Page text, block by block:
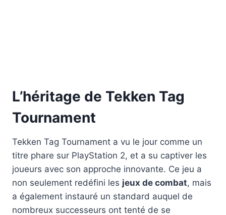
L’héritage de Tekken Tag
Tournament
Tekken Tag Tournament a vu le jour comme un
titre phare sur PlayStation 2, et a su captiver les
joueurs avec son approche innovante. Ce jeu a
non seulement redéfini les jeux de combat, mais
a également instauré un standard auquel de
nombreux successeurs ont tenté de se